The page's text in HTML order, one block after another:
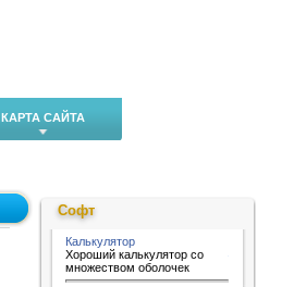
КАРТА САЙТА
Софт
Калькулятор
Хороший калькулятор со
множеством оболочек